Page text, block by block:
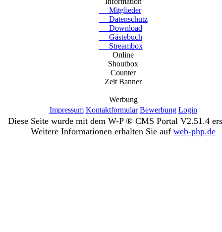
Mitglieder
Datenschutz
Download
Gästebuch
Streambox
Online
Shoutbox
Counter
Zeit Banner
Werbung
Impressum Kontaktformular Bewerbung Login
Diese Seite wurde mit dem W-P ® CMS Portal V2.51.4
Weitere Informationen erhalten Sie auf web-php.de